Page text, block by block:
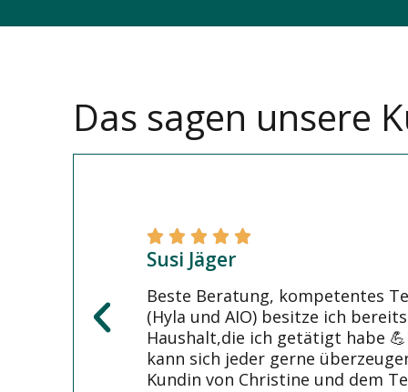
Das sagen unsere
Susi Jäger
Beste Beratung, kompetentes
(Hyla und AIO) besitze ich
Haushalt,die ich getätigt habe
kann sich jeder gerne
Kundin von Christine und dem